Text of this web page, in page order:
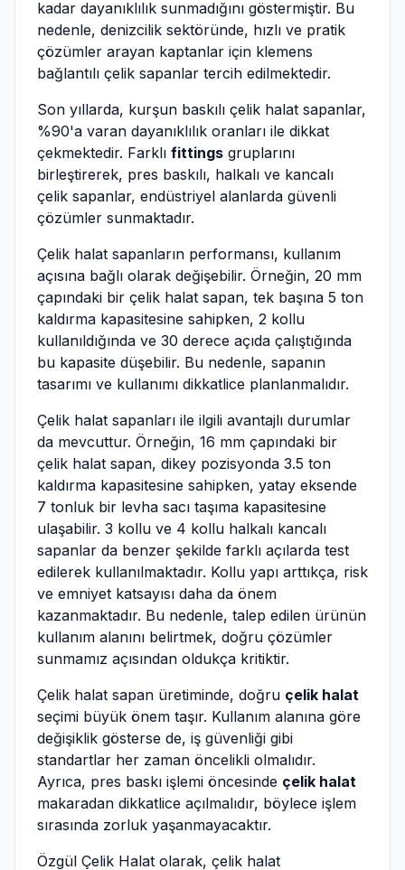
kadar dayanıklılık sunmadığını göstermiştir. Bu
nedenle, denizcilik sektöründe, hızlı ve pratik
çözümler arayan kaptanlar için klemens
bağlantılı çelik sapanlar tercih edilmektedir.
Son yıllarda, kurşun baskılı çelik halat sapanlar,
%90'a varan dayanıklılık oranları ile dikkat
çekmektedir. Farklı fittings gruplarını
birleştirerek, pres baskılı, halkalı ve kancalı
çelik sapanlar, endüstriyel alanlarda güvenli
çözümler sunmaktadır.
Çelik halat sapanların performansı, kullanım
açısına bağlı olarak değişebilir. Örneğin, 20 mm
çapındaki bir çelik halat sapan, tek başına 5 ton
kaldırma kapasitesine sahipken, 2 kollu
kullanıldığında ve 30 derece açıda çalıştığında
bu kapasite düşebilir. Bu nedenle, sapanın
tasarımı ve kullanımı dikkatlice planlanmalıdır.
Çelik halat sapanları ile ilgili avantajlı durumlar
da mevcuttur. Örneğin, 16 mm çapındaki bir
çelik halat sapan, dikey pozisyonda 3.5 ton
kaldırma kapasitesine sahipken, yatay eksende
7 tonluk bir levha sacı taşıma kapasitesine
ulaşabilir. 3 kollu ve 4 kollu halkalı kancalı
sapanlar da benzer şekilde farklı açılarda test
edilerek kullanılmaktadır. Kollu yapı arttıkça, risk
ve emniyet katsayısı daha da önem
kazanmaktadır. Bu nedenle, talep edilen ürünün
kullanım alanını belirtmek, doğru çözümler
sunmamız açısından oldukça kritiktir.
Çelik halat sapan üretiminde, doğru çelik halat
seçimi büyük önem taşır. Kullanım alanına göre
değişiklik gösterse de, iş güvenliği gibi
standartlar her zaman öncelikli olmalıdır.
Ayrıca, pres baskı işlemi öncesinde çelik halat
makaradan dikkatlice açılmalıdır, böylece işlem
sırasında zorluk yaşanmayacaktır.
Özgül Çelik Halat olarak, çelik halat